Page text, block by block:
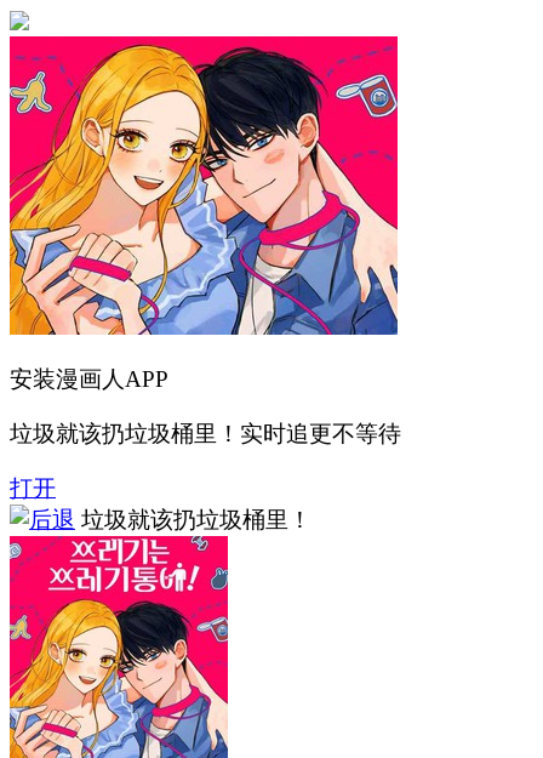
安装漫画人APP
垃圾就该扔垃圾桶里！实时追更不等待
打开
垃圾就该扔垃圾桶里！